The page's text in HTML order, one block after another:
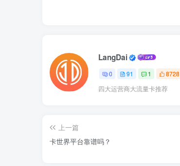
LangDai
0 91 1 8728
四大运营商大流量卡推荐
上一篇
卡世界平台靠谱吗？